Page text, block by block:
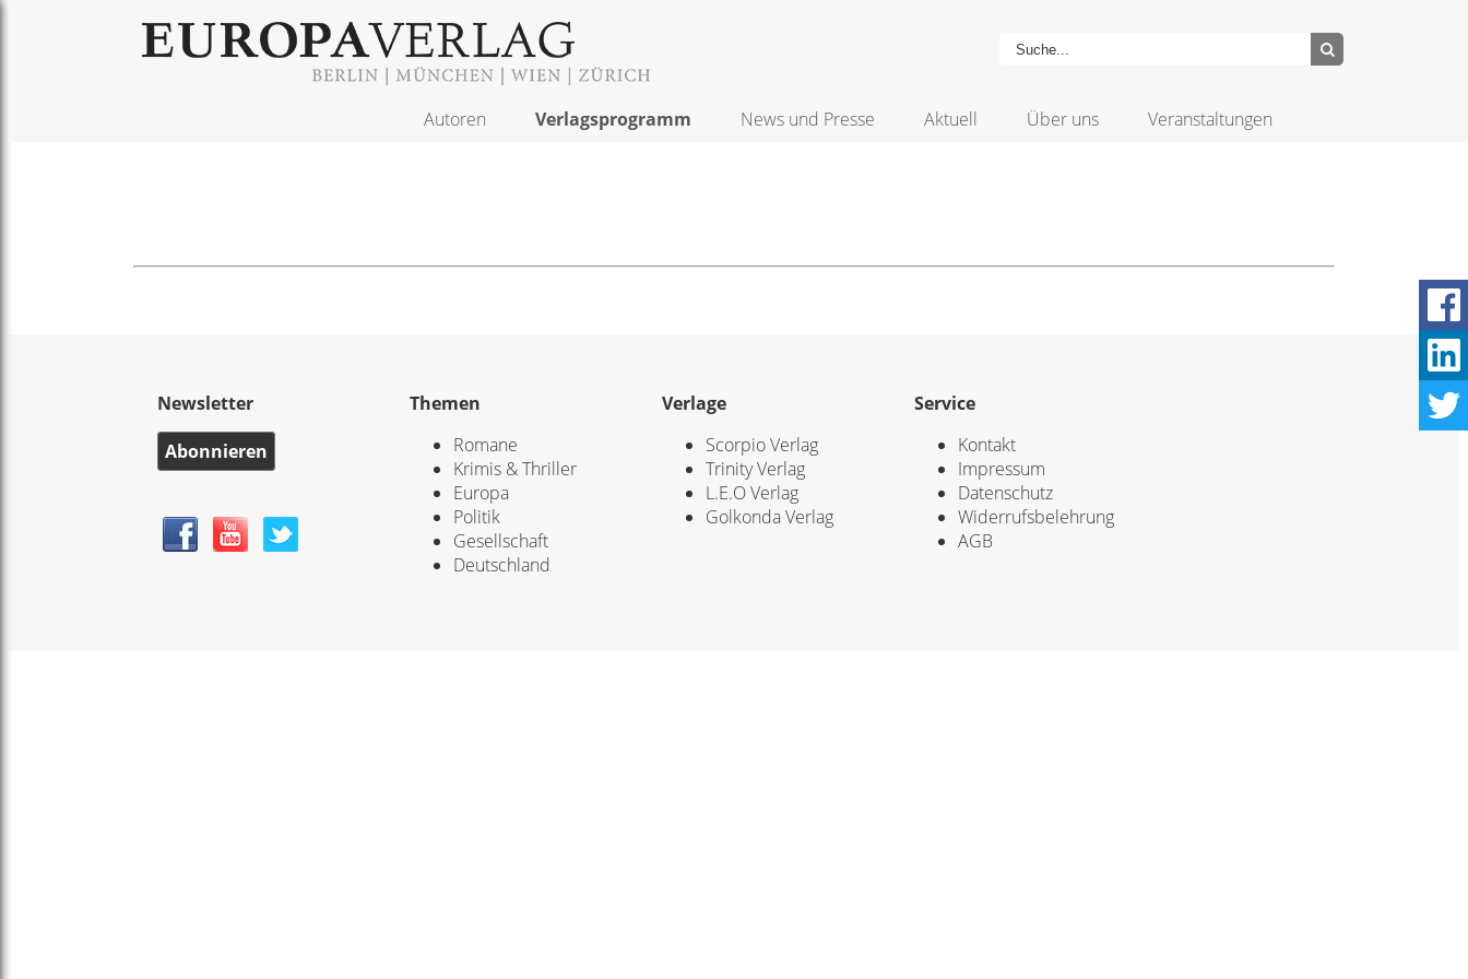
Autoren Verlagsprogramm News und Presse Aktuell Über uns Veranstaltungen
Newsletter
Abonnieren
Themen
Romane
Krimis & Thriller
Europa
Politik
Gesellschaft
Deutschland
Verlage
Scorpio Verlag
Trinity Verlag
L.E.O Verlag
Golkonda Verlag
Service
Kontakt
Impressum
Datenschutz
Widerrufsbelehrung
AGB